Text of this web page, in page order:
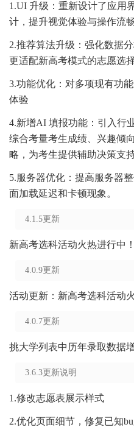
1.UI 升级：重新设计了应用
计，提升视觉体验与操作流
2.推荐算法升级：强化数据
更适配新高考模式的志愿选
3.功能优化：对多项现有功
体验
4.新增AI 填报功能：引入行
综合考量考生成绩、兴趣倾
略，为考生提供辅助决策支
5.服务器优化：提高服务器
面加载延迟和卡顿现象。
4.1.5更新
新高考选科活动火热进行中！
4.0.9更新
活动更新：新高考选科活动
4.0.7更新
挑大学列表中历年录取数据
3.6.3更新说明
1.修改志愿表展示样式
2.优化页面细节，修复已知